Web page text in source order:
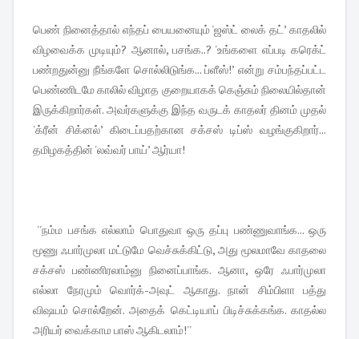
பெண் நினைத்தால் எந்தப் பையனையும் 'ஜஸ்ட் லைக் தட்’ காதலில்
விழவைக்க முடியும்? ஆனால், பசங்க..? 'உங்களை எப்படி கரெக்ட்
பண்றதுன்னு நீங்களே சொல்லிடுங்க... ப்ளீஸ்!’ என்று சம்பந்தப்பட்ட
பெண்ணிடமே காலில் விழாத குறையாகக் கெஞ்சும் நிலையில்தான்
இருக்கிறார்கள். அவர்களுக்கு இந்த வருடக் காதலர் தினம் முதல்
'க்ரீன் சிக்னல்’ கிடைப்பதற்கான சக்சஸ் டிப்ஸ் வழங்குகிறார்...
தமிழகத்தின் 'லவ்வர் பாய்’ ஆர்யா!
''நம்ம பசங்க எல்லாம் பொதுவா ஒரு தப்பு பண்ணுவாங்க... ஒரு
மூணு ஃபார்முலா மட்டுமே வெச்சுக்கிட்டு, அது மூலமாவே காதலை
சக்சஸ் பண்ணிரலாம்னு நினைப்பாங்க. ஆனா, ஒரே ஃபார்முலா
எல்லா நேரமும் வொர்க்-அவுட் ஆகாது. நான் சிம்பிளா பத்து
விஷயம் சொல்றேன். அதைக் கெட்டியாப் பிடிச்சுக்கங்க. காதல்ல
அரியர் வைக்காம பாஸ் ஆகிடலாம்!''